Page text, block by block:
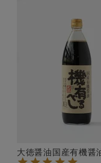
大徳醤油国産有機醤